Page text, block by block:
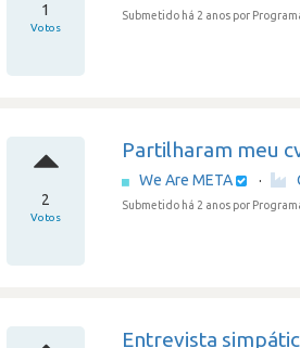
1
Votos
Submetido há 2 anos por
2
Votos
Partilharam meu
We Are META ·
Submetido há 2 anos por
Entrevista